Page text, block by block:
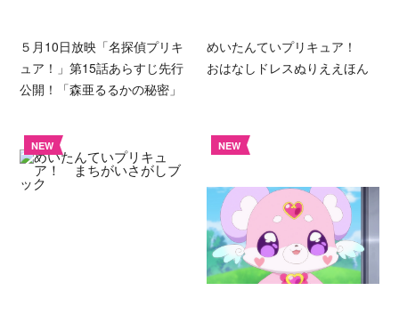
５月10日放映「名探偵プリキ
ュア！」第15話あらすじ先行
公開！「森亜るるかの秘密」
めいたんていプリキュア！
おはなしドレスぬりええほん
NEW NEW